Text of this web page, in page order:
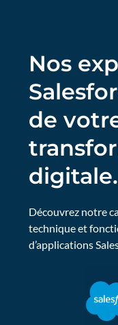
Nos
de
digitale.
Découvrez notre
technique et
d’applications